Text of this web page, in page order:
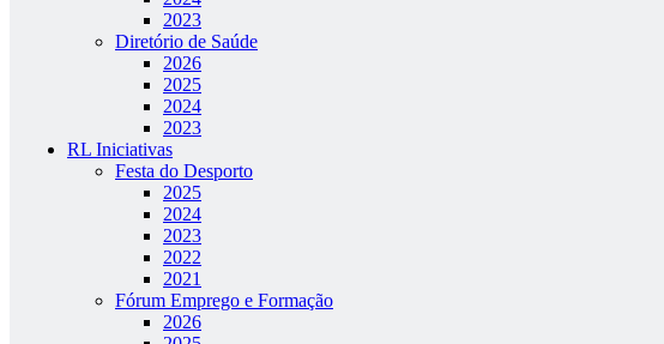
2023
Diretório de Saúde
2026
2025
2024
2023
RL Iniciativas
Festa do Desporto
2025
2024
2023
2022
2021
Fórum Emprego e Formação
2026